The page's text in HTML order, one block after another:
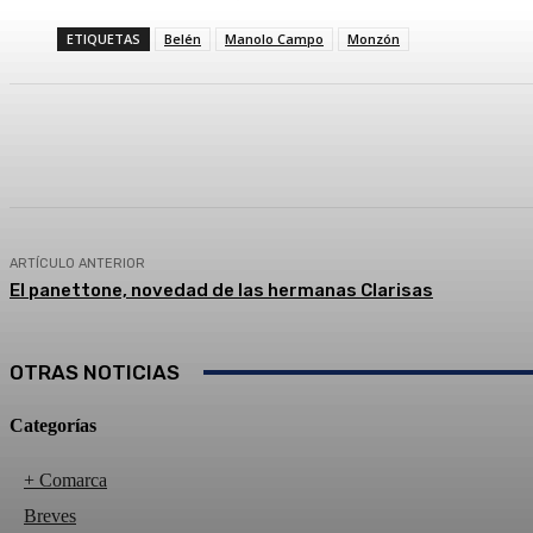
ETIQUETAS Belén Manolo Campo Monzón
ARTÍCULO ANTERIOR
El panettone, novedad de las hermanas Clarisas
OTRAS NOTICIAS
Categorías
+ Comarca
Breves